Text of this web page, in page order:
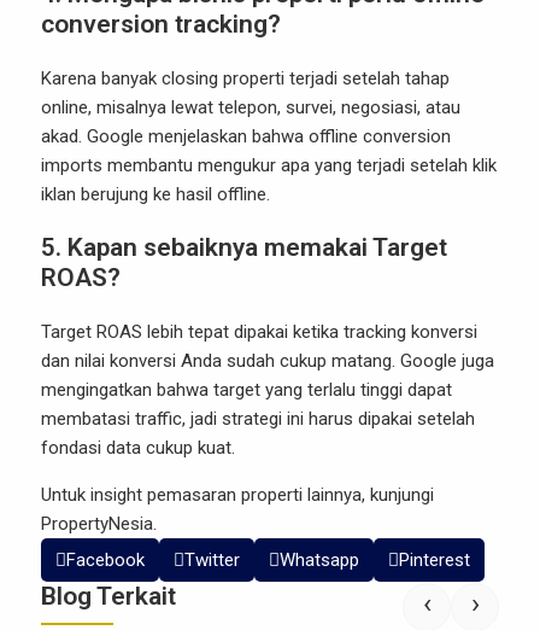
conversion tracking?
Karena banyak closing properti terjadi setelah tahap
online, misalnya lewat telepon, survei, negosiasi, atau
akad. Google menjelaskan bahwa offline conversion
imports membantu mengukur apa yang terjadi setelah klik
iklan berujung ke hasil offline.
5. Kapan sebaiknya memakai Target
ROAS?
Target ROAS lebih tepat dipakai ketika tracking konversi
dan nilai konversi Anda sudah cukup matang. Google juga
mengingatkan bahwa target yang terlalu tinggi dapat
membatasi traffic, jadi strategi ini harus dipakai setelah
fondasi data cukup kuat.
Untuk insight pemasaran properti lainnya, kunjungi
PropertyNesia.
Facebook
Twitter Whatsapp Pinterest
Blog Terkait ‹ ›